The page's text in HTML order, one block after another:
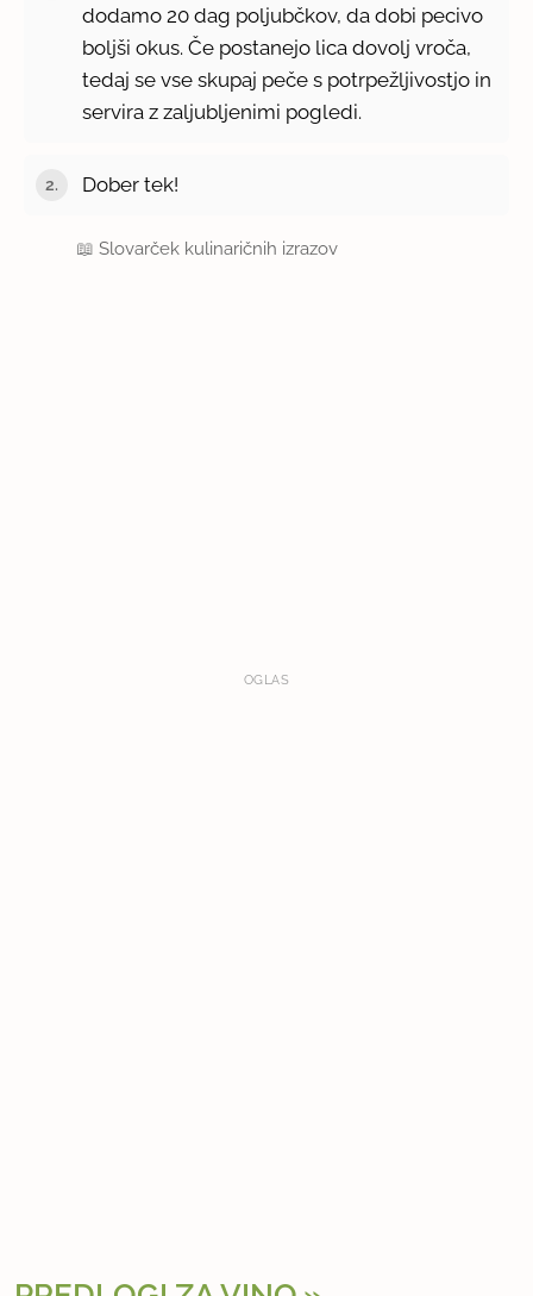
dodamo 20 dag poljubčkov, da dobi pecivo
boljši okus. Če postanejo lica dovolj vroča,
tedaj se vse skupaj peče s potrpežljivostjo in
servira z zaljubljenimi pogledi.
Dober tek!
📖Slovarček kulinaričnih izrazov
OGLAS